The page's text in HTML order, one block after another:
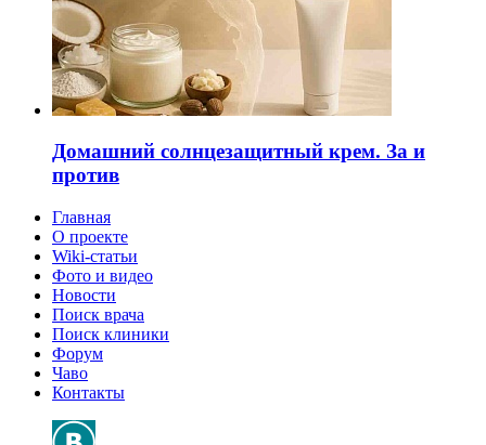
Домашний солнцезащитный крем. За и
против
Главная
О проекте
Wiki-статьи
Фото и видео
Новости
Поиск врача
Поиск клиники
Форум
Чаво
Контакты